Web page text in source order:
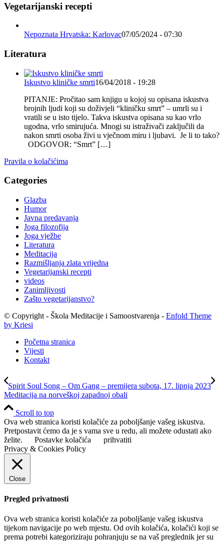
Vegetarijanski recepti
Nepoznata Hrvatska: Karlovac07/05/2024 - 07:30
Literatura
Iskustvo kliničke smrti16/04/2018 - 19:28
PITANJE: Pročitao sam knjigu u kojoj su opisana iskustva
brojnih ljudi koji su doživjeli “kliničku smrt” – umrli su i
vratili se u isto tijelo. Takva iskustva opisana su kao vrlo
ugodna, vrlo smirujuća. Mnogi su istraživači zaključili da
nakon smrti osoba živi u vječnom miru i ljubavi. Je li to tako?
ODGOVOR: “Smrt” […]
Pravila o kolačićima
Categories
Glazba
Humor
Javna predavanja
Joga filozofija
Joga vježbe
Literatura
Meditacija
Razmišljanja zlata vrijedna
Vegetarijanski recepti
videos
Zanimljivosti
Zašto vegetarijanstvo?
© Copyright - Škola Meditacije i Samoostvarenja - Enfold Theme
by Kriesi
Početna stranica
Vijesti
Kontakt
Spirit Soul Song – Om Gang – premijera subota, 17. lipnja 2023
Meditacija na norveškoj zapadnoj obali
Scroll to top
Ova web stranica koristi kolačiće za poboljšanje vašeg iskustva.
Pretpostavit ćemo da je s vama sve u redu, ali možete odustati ako
želite.
Postavke kolačića
prihvatiti
Privacy & Cookies Policy
Close
Pregled privatnosti
Ova web stranica koristi kolačiće za poboljšanje vašeg iskustva
tijekom navigacije po web mjestu. Od ovih kolačića, kolačići koji se
prema potrebi kategoriziraju pohranjuju se na vaš preglednik jer su